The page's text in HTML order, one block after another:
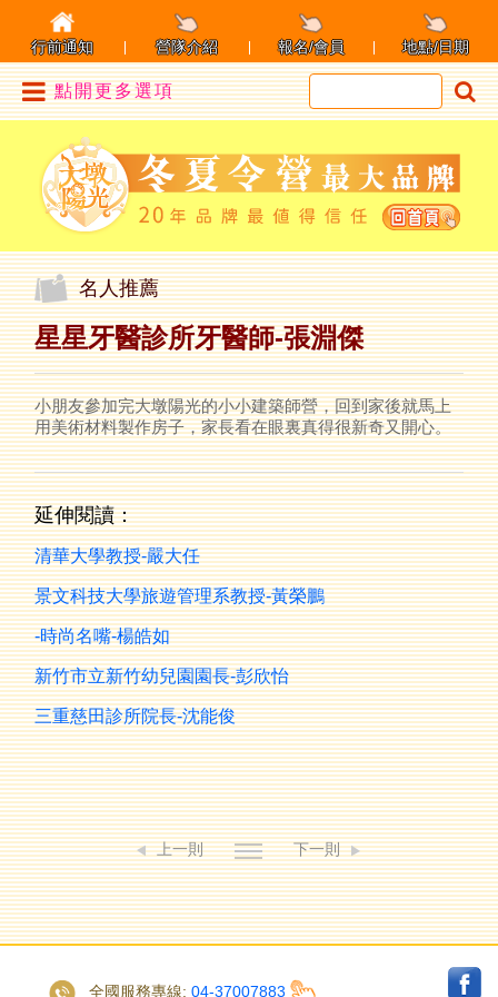
點開更多選項
行前通知 營隊介紹 報名/會員 地點/日期
名人推薦
星星牙醫診所牙醫師-張淵傑
小朋友參加完大墩陽光的小小建築師營，回到家後就馬上
用美術材料製作房子，家長看在眼裏真得很新奇又開心。
延伸閱讀：
清華大學教授-嚴大任
景文科技大學旅遊管理系教授-黃榮鵬
-時尚名嘴-楊皓如
新竹市立新竹幼兒園園長-彭欣怡
三重慈田診所院長-沈能俊
上一則 下一則
全國服務專線: 04-37007883